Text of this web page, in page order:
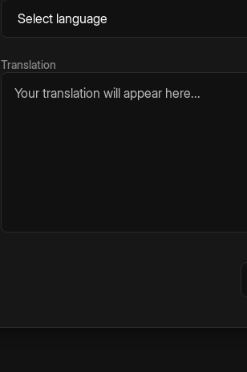
Translation
Your translation will appear here...